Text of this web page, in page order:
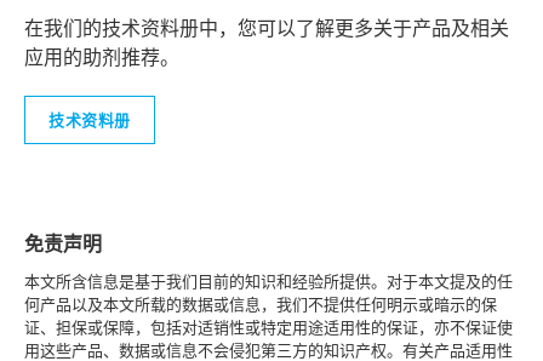
在我们的技术资料册中，您可以了解更多关于产品及相关
应用的助剂推荐。
技术资料册
免责声明
本文所含信息是基于我们目前的知识和经验所提供。对于本文提及的任
何产品以及本文所载的数据或信息，我们不提供任何明示或暗示的保
证、担保或保障，包括对适销性或特定用途适用性的保证，亦不保证使
用这些产品、数据或信息不会侵犯第三方的知识产权。有关产品适用性